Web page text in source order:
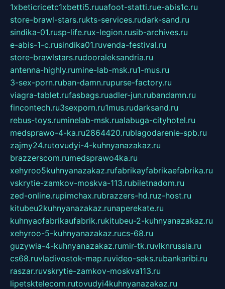
1xbeticricetc1xbetti5.ruuafoot-statti.rue-abis1c.ru
store-brawl-stars.rukts-services.rudark-sand.ru
sindika-01.rusp-life.rux-legion.rusib-archives.ru
e-abis-1-c.rusindika01.ruvenda-festival.ru
store-brawlstars.rudooraleksandria.ru
antenna-highly.rumine-lab-msk.ru1-mus.ru
3-sex-porn.ruban-damn.rupurse-factory.ru
viagra-tablet.rufasbags.ruadler-jun.rubandamn.ru
fincontech.ru3sexporn.ru1mus.rudarksand.ru
rebus-toys.ruminelab-msk.rualabuga-cityhotel.ru
medsprawo-4-ka.ru2864420.rublagodarenie-spb.ru
zajmy24.rutovudyi-4-kuhnyanazakaz.ru
brazzerscom.rumedsprawo4ka.ru
xehyroo5kuhnyanazakaz.rufabrikayfabrikaefabrika.ru
vskrytie-zamkov-moskva-113.rubiletnadom.ru
zed-online.rupimchax.rubrazzers-hd.ruz-host.ru
kitubeu2kuhnyanazakaz.runaperekate.ru
kuhnyaofabrikaufabrik.rukitubeu-2-kuhnyanazakaz.ru
xehyroo-5-kuhnyanazakaz.rucs-68.ru
guzywia-4-kuhnyanazakaz.rumir-tk.ruvlknrussia.ru
cs68.ruvladivostok-map.ruvideo-seks.rubankaribi.ru
raszar.ruvskrytie-zamkov-moskva113.ru
lipetsktelecom.rutovudyi4kuhnyanazakaz.ru